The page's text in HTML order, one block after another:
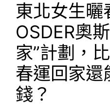
東北女生曬
OSDER奧
家”計劃，
春運回家還
錢？